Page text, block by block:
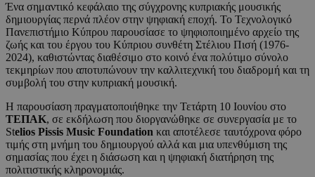
Ένα σημαντικό κεφάλαιο της σύγχρονης κυπριακής μουσικής
δημιουργίας περνά πλέον στην ψηφιακή εποχή. Το Τεχνολογικό
Πανεπιστήμιο Κύπρου παρουσίασε το ψηφιοποιημένο αρχείο της
ζωής και του έργου του Κύπριου συνθέτη Στέλιου Πισή (1976-
2024), καθιστώντας διαθέσιμο στο κοινό ένα πολύτιμο σύνολο
τεκμηρίων που αποτυπώνουν την καλλιτεχνική του διαδρομή και τη
συμβολή του στην κυπριακή μουσική.
Η παρουσίαση πραγματοποιήθηκε την Τετάρτη 10 Ιουνίου στο
ΤΕΠΑΚ, σε εκδήλωση που διοργανώθηκε σε συνεργασία με το
Stelios Pissis Music Foundation και αποτέλεσε ταυτόχρονα φόρο
τιμής στη μνήμη του δημιουργού αλλά και μια υπενθύμιση της
σημασίας που έχει η διάσωση και η ψηφιακή διατήρηση της
πολιτιστικής κληρονομιάς.